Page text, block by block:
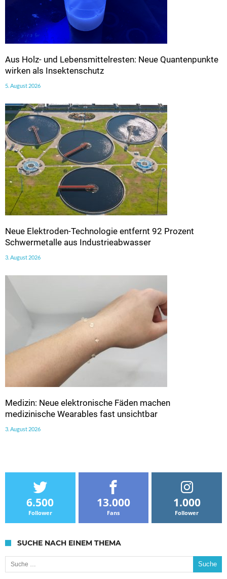
Aus Holz- und Lebensmittelresten: Neue Quantenpunkte
wirken als Insektenschutz
5. August 2026
Neue Elektroden-Technologie entfernt 92 Prozent
Schwermetalle aus Industrieabwasser
3. August 2026
Medizin: Neue elektronische Fäden machen
medizinische Wearables fast unsichtbar
3. August 2026
6.500
Follower
13.000
Fans
1.000
Follower
SUCHE NACH EINEM THEMA
Suche nach: